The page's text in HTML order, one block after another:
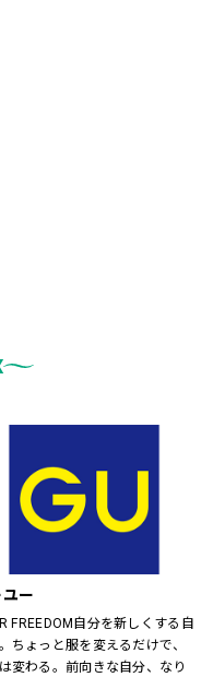
ー
FREEDOM自分を新しくする自
ちょっと服を変えるだけで、
変わる。前向きな自分、なり